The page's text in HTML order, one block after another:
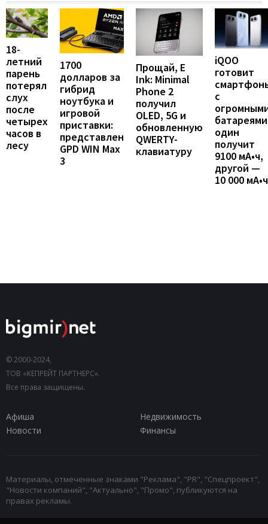
18-
летний
парень
потерял
слух
после
четырех
часов в
лесу
1700
долларов за
гибрид
ноутбука и
игровой
приставки:
представлен
GPD WIN Max
3
Прощай, E
Ink: Minimal
Phone 2
получил
OLED, 5G и
обновленную
QWERTY-
клавиатуру
iQOO
готовит
с
один
получит
9100 мА•ч,
другой —
10 000 мА•ч
© 2000-2024,
ТОВ «КЕПРЕЙТ ПАРТНЕРС».
Все права защищены.
Афиша
Недвижимость
Новости
Финансы
Материалы, отмеченные знаками "Реклама", "PR", "Спецпроект",
"Новости компаний", "Актуально", "Промо", публикуются на
правах рекламы.